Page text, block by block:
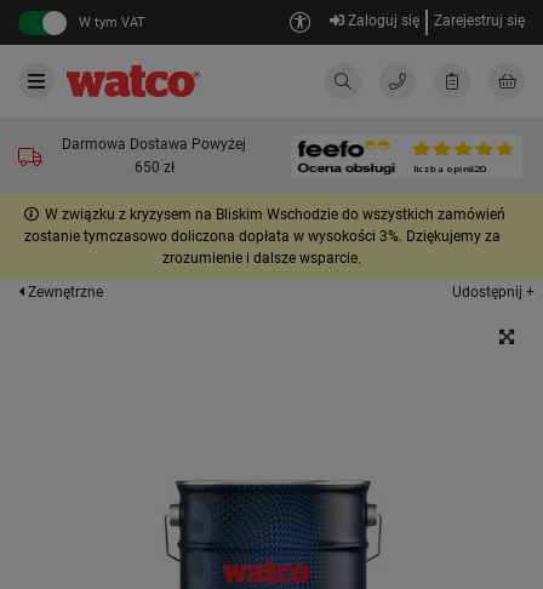
W tym VAT Zaloguj się Zarejestruj się
Darmowa Dostawa Powyżej
650 zł
W związku z kryzysem na Bliskim Wschodzie do wszystkich zamówień
zostanie tymczasowo doliczona dopłata w wysokości 3%. Dziękujemy za
zrozumienie i dalsze wsparcie.
Zewnętrzne
Udostępnij +